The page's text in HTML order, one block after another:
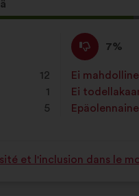
12
1
5
Eri
mieltä
:
7%
Tätä
ehdotusta
on
luonnehdittu
seuraavasti:
Ei
:kertaa
Ei
:kertaa
:kertaa
et l'inclusion dans le